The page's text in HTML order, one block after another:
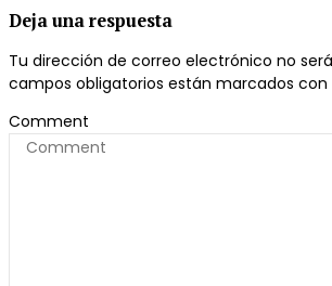
Deja una respuesta
Tu dirección de correo electrónico no
campos obligatorios están marcados con
Comment